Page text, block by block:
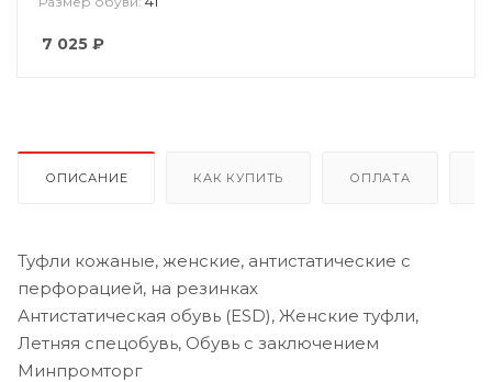
7 025 ₽
ОПИСАНИЕ КАК КУПИТЬ ОПЛАТА
Туфли кожаные, женские, антистатические с
перфорацией, на резинках
Антистатическая обувь (ESD), Женские туфли,
Летняя спецобувь, Обувь с заключением
Минпромторг